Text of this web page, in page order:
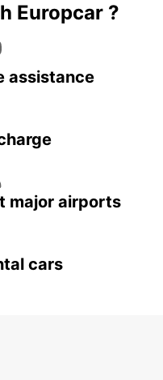
Europcar ?
assistance
major airports
cars